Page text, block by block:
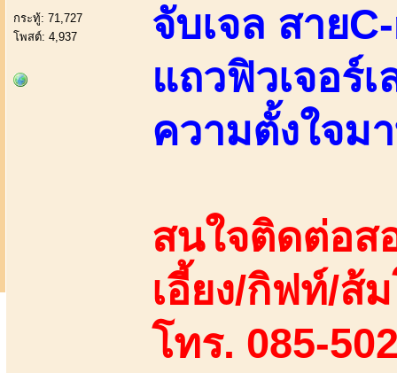
กระทู้: 71,727
โพสต์: 4,937
จับเจล สาย
แถวฟิวเจอร์
ความตั้งใจม
สนใจติดต่อส
เอี้ยง/กิฟท์/ส้
โทร. 085-